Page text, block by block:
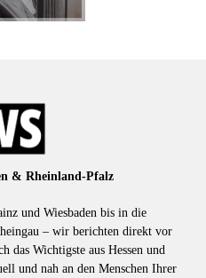
& Rheinland-Pfalz
und Wiesbaden bis in die
– wir berichten direkt vor
Wichtigste aus Hessen und
und nah an den Menschen Ihrer